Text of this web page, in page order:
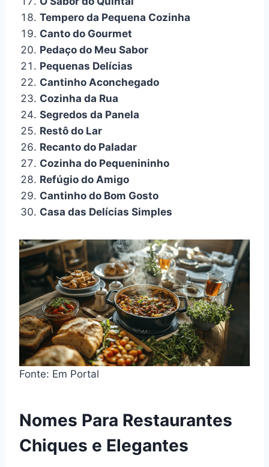
Tempero da Pequena Cozinha
Canto do Gourmet
Pedaço do Meu Sabor
Pequenas Delícias
Cantinho Aconchegado
Cozinha da Rua
Segredos da Panela
Restô do Lar
Recanto do Paladar
Cozinha do Pequenininho
Refúgio do Amigo
Cantinho do Bom Gosto
Casa das Delícias Simples
Fonte: Em Portal
Nomes Para Restaurantes
Chiques e Elegantes